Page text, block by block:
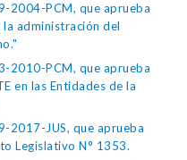
2004-PCM, que aprueba
administración del
2010-PCM, que aprueba
en las Entidades de la
2017-JUS, que aprueba
Legislativo N° 1353.